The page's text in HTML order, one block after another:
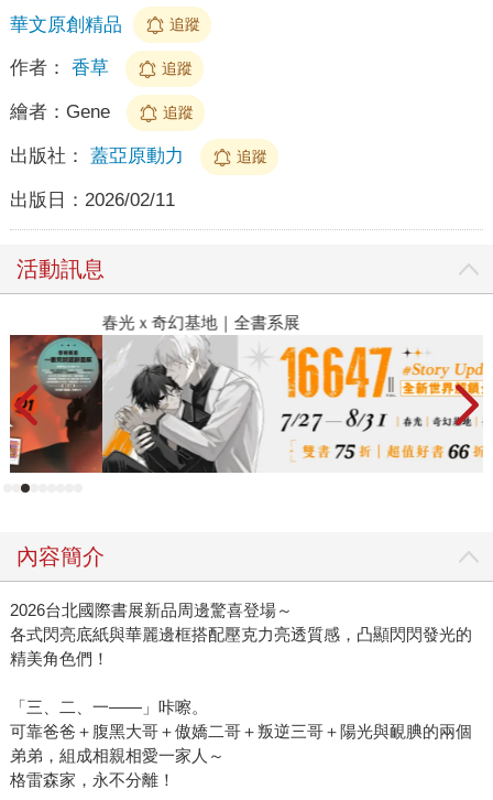
華文原創精品
追蹤
作者： 香草 追蹤
繪者： Gene 追蹤
出版社： 蓋亞原動力 追蹤
出版日： 2026/02/11
活動訊息
春光ｘ奇幻基地｜全書系展
內容簡介
2026台北國際書展新品周邊驚喜登場～
各式閃亮底紙與華麗邊框搭配壓克力亮透質感，凸顯閃閃發光的
精美角色們！
「三、二、一——」咔嚓。
可靠爸爸＋腹黑大哥＋傲嬌二哥＋叛逆三哥＋陽光與靦腆的兩個
弟弟，組成相親相愛一家人～
格雷森家，永不分離！